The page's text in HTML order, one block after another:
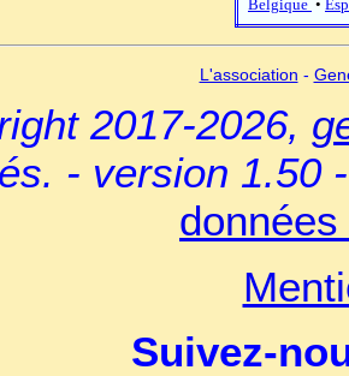
Belgique •
L'association -
2017-2026,
- version 1.50
Suivez-